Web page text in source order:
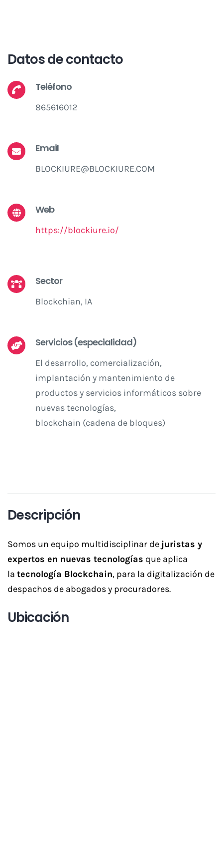
Datos de contacto
Teléfono
865616012
Email
BLOCKIURE@BLOCKIURE.COM
Web
https://blockiure.io/
Sector
Blockchian, IA
Servicios (especialidad)
El desarrollo, comercialización,
implantación y mantenimiento de
productos y servicios informáticos sobre
nuevas tecnologías,
blockchain (cadena de bloques)
Descripción
Somos un equipo multidisciplinar de juristas y
expertos en nuevas tecnologías que aplica
la tecnología Blockchain, para la digitalización de
despachos de abogados y procuradores.
Ubicación